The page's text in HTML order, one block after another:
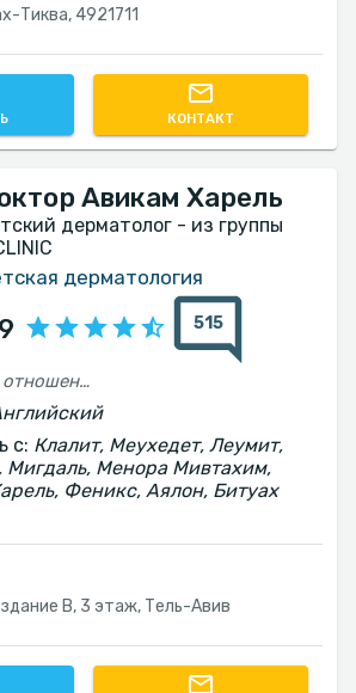
Тиква, 4921711
КОНТАКТ
Авикам Харель
дерматолог - из группы
дерматология
515
Обслуживание и отношение в учреждении были превосходными, но во время предварительного разговора я получила неверную информацию о возмещении, которое я получу от страховой компании, и только на основании этого я назначила прием. Фактически, на месте мне сказали, что я не могу получить возмещение, как мне сообщили до процедуры. Буду признательна за ответ.
с: Клалит, Меухедет, Леумит,
Мигдаль, Менора Мивтахим,
Феникс, Аялон, Битуах
B, 3 этаж, Тель-Авив‎